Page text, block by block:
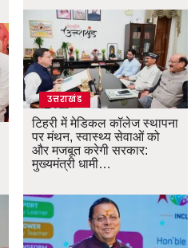
उत्तराखंड
टिहरी में मेडिकल कॉलेज स्थापना
पर मंथन, स्वास्थ्य सेवाओं को
और मजबूत करेगी सरकार:
मुख्यमंत्री धामी…